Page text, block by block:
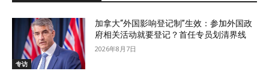
专访
加拿大“外国影响登记制”生效：参加外国政
府相关活动就要登记？首任专员划清界线
2026年8月7日